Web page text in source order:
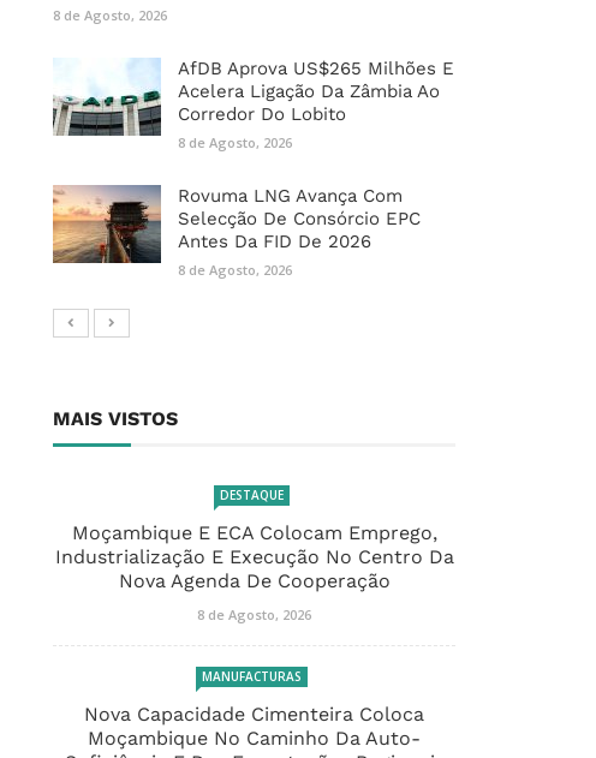
8 de Agosto, 2026
AfDB Aprova US$265 Milhões E
Acelera Ligação Da Zâmbia Ao
Corredor Do Lobito
8 de Agosto, 2026
Rovuma LNG Avança Com
Selecção De Consórcio EPC
Antes Da FID De 2026
8 de Agosto, 2026
MAIS VISTOS
DESTAQUE
Moçambique E ECA Colocam Emprego,
Industrialização E Execução No Centro Da
Nova Agenda De Cooperação
8 de Agosto, 2026
MANUFACTURAS
Nova Capacidade Cimenteira Coloca
Moçambique No Caminho Da Auto-